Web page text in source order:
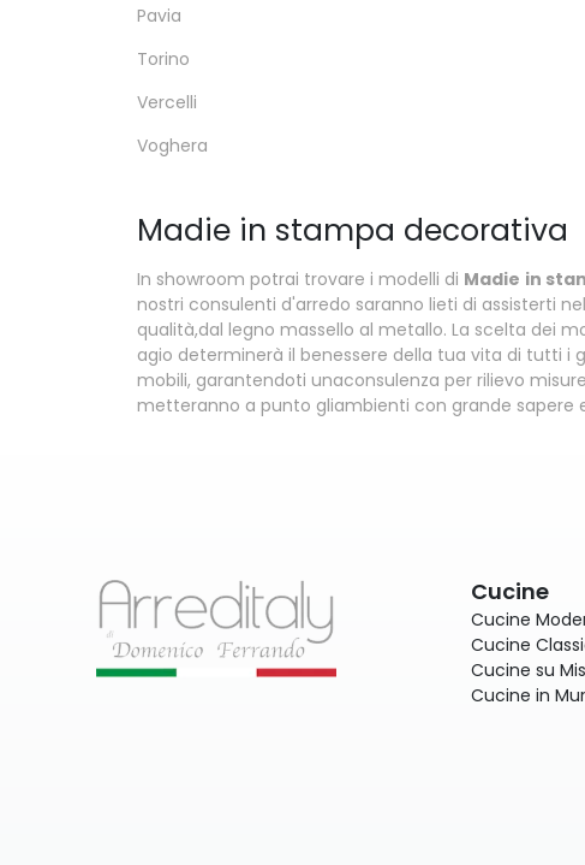
Pavia
Torino
Vercelli
Voghera
Madie in stampa decorativa
In showroom potrai trovare i modelli di Madie in
nostri consulenti d'arredo saranno lieti di assisterti
qualità,dal legno massello al metallo. La scelta dei
agio determinerà il benessere della tua vita di tutti i
mobili, garantendoti unaconsulenza per rilievo
metteranno a punto gliambienti con grande sapere
Cucine
Cucine
Cucine
Cucine su
Cucine in